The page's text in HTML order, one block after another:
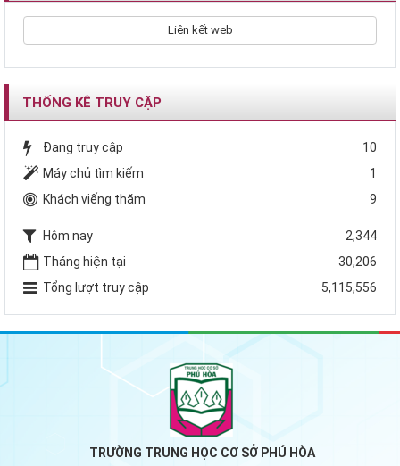
Liên kết web
THỐNG KÊ TRUY CẬP
Đang truy cập
10
Máy chủ tìm kiếm
1
Khách viếng thăm
9
Hôm nay
2,344
Tháng hiện tại
30,206
Tổng lượt truy cập
5,115,556
TRƯỜNG TRUNG HỌC CƠ SỞ PHÚ HÒA